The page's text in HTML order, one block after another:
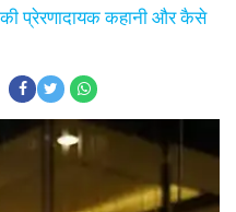
प्रेरणादायक कहानी और कैसे